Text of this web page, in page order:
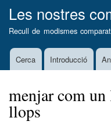
Les nostres
Recull de modismes
MainCerca Introducció
menjar com
llops